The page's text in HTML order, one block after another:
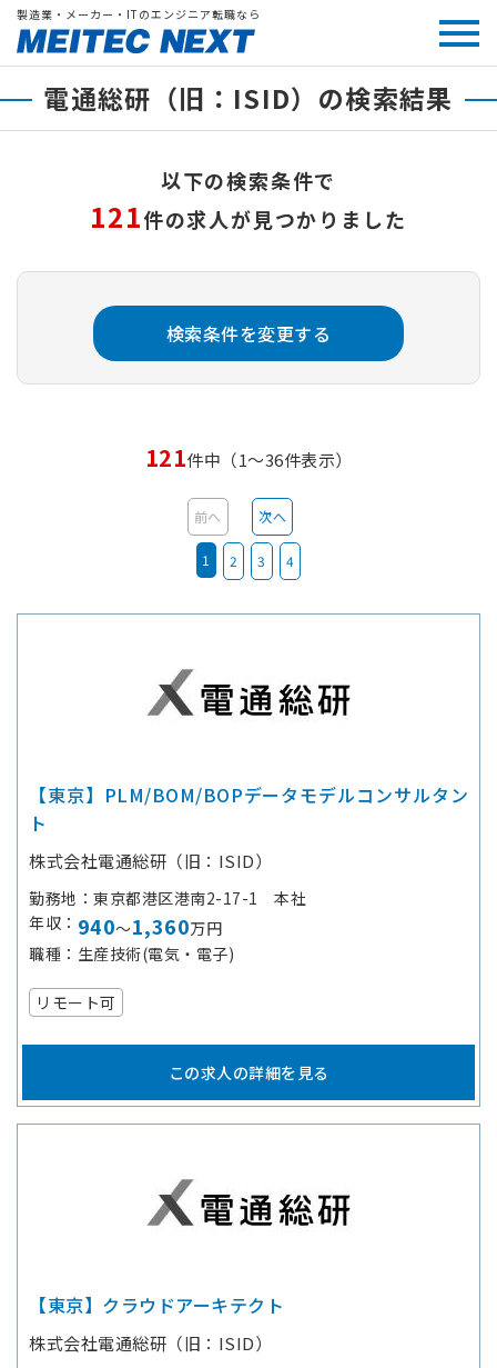
製造業・メーカー・ITのエンジニア転職なら
電通総研（旧：ISID）の検索結果
以下の検索条件で
121件の求人が見つかりました
検索条件を変更する
121件中（1～36件表示）
前へ
1 2 3 4
次へ
【東京】PLM/BOM/BOPデータモデルコンサルタン
ト
株式会社電通総研（旧：ISID）
勤務地
東京都港区港南2-17-1 本社
年収
940～1,360万円
職種
生産技術(電気・電子)
リモート可
この求人の詳細を見る
【東京】クラウドアーキテクト
株式会社電通総研（旧：ISID）